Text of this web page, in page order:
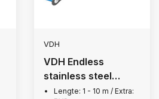
VDH
VDH Endless
stainless steel
lashing strap, 500
Lengte: 1 - 10 m / Extra: